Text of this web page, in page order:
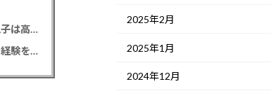
【訃報】寿美花代さん死去 94歳 老衰のため 元宝塚歌劇団トップスター、夫は高島忠夫さん、息子は高嶋政宏・政伸
久保史緒里 「世界は美しいと誰かが言った」乃木坂46卒業後初の主演作で母親役に「すごく貴重な経験をさせていただいた」
2025年2月
2025年1月
2024年12月